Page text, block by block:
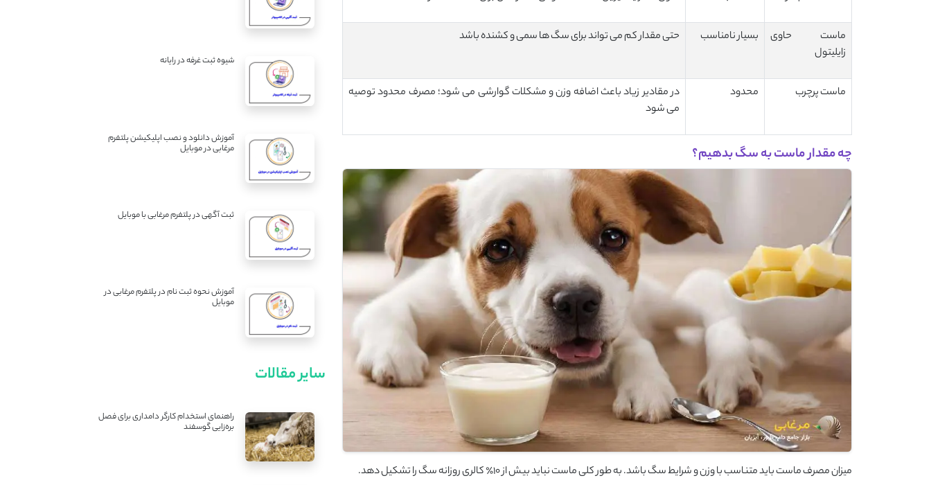
ماست حاوی
زایلیتول
بسیار نامناسب حتی مقدار کم می تواند برای سگ ها سمی و کشنده باشد
ماست پرچرب محدود
در مقادیر زیاد باعث اضافه وزن و مشکلات گوارشی می شود؛ مصرف محدود توصیه
می شود
چه مقدار ماست به سگ بدهیم؟
میزان مصرف ماست باید متناسب با وزن و شرایط سگ باشد. به طور کلی ماست نباید بیش از ۱۰٪ کالری روزانه سگ را تشکیل دهد.
شیوه ثبت غرفه در رایانه
آموزش دانلود و نصب اپلیکیشن پلتفرم
مرغابی در موبایل
ثبت آگهی در پلتفرم مرغابی با موبایل
آموزش نحوه ثبت نام در پلتفرم مرغابی در
موبایل
سایر مقالات
راهنمای استخدام کارگر دامداری برای فصل
بره‌زایی گوسفند